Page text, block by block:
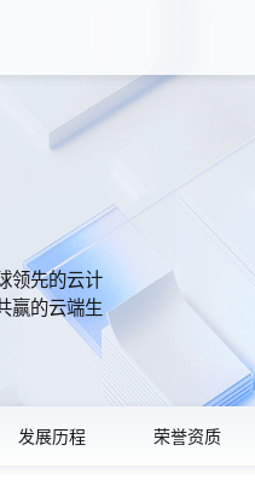
领先的云计
赢的云端生
发展历程 荣誉资质